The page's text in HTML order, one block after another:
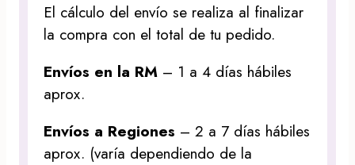
El cálculo del envío se realiza al finalizar
la compra con el total de tu pedido.
Envíos en la RM – 1 a 4 días hábiles
aprox.
Envíos a Regiones – 2 a 7 días hábiles
aprox. (varía dependiendo de la